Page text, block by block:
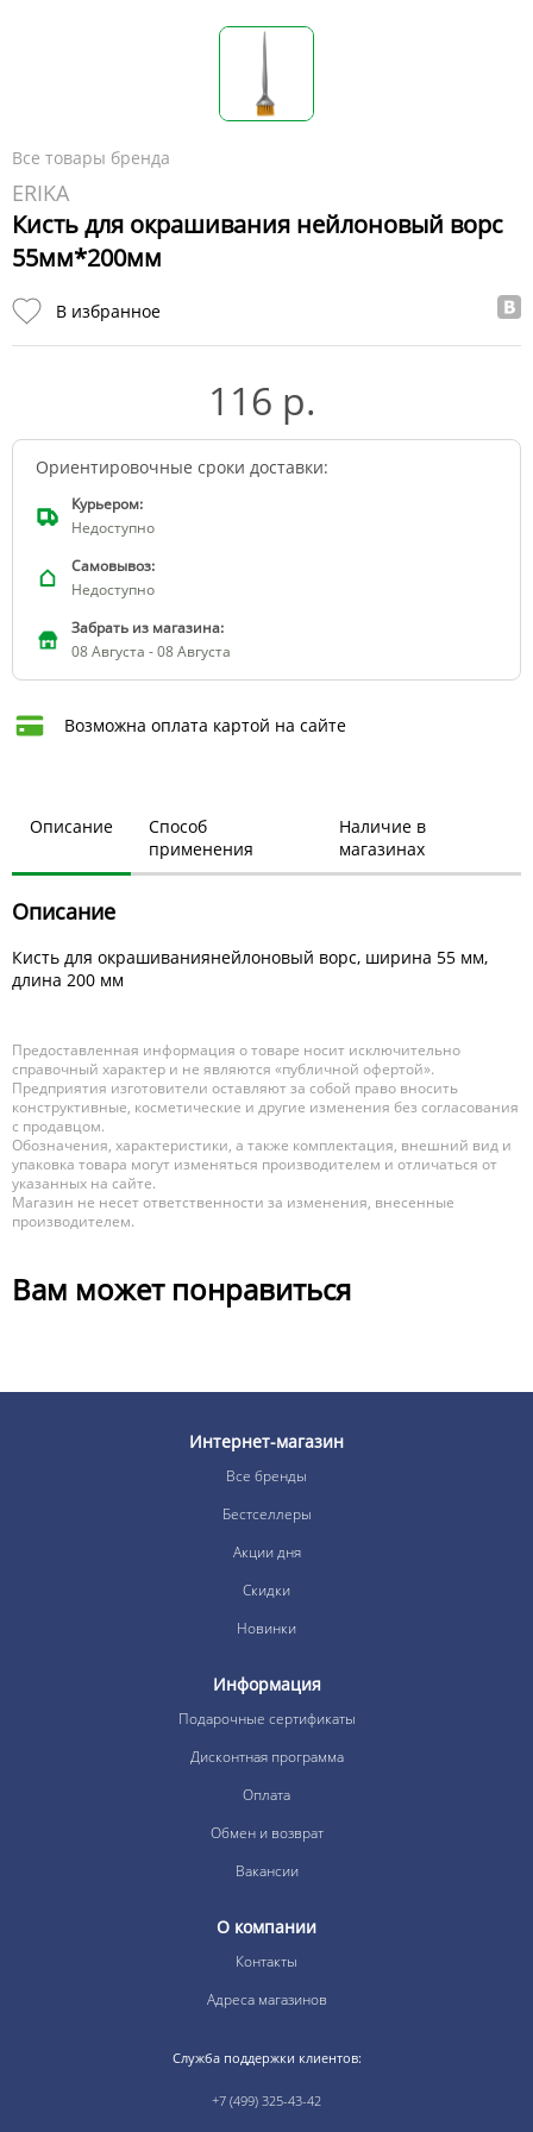
Все товары бренда
ERIKA
Кисть для окрашивания нейлоновый ворс
55мм*200мм
В избранное
116 р.
Ориентировочные сроки доставки:
Курьером:
Недоступно
Самовывоз:
Недоступно
Забрать из магазина:
08 Августа - 08 Августа
Возможна оплата картой на сайте
Описание
Способ
применения
Наличие в
магазинах
Описание
Кисть для окрашиваниянейлоновый ворс, ширина 55 мм,
длина 200 мм
Предоставленная информация о товаре носит исключительно
справочный характер и не являются «публичной офертой».
Предприятия изготовители оставляют за собой право вносить
конструктивные, косметические и другие изменения без согласования
с продавцом.
Обозначения, характеристики, а также комплектация, внешний вид и
упаковка товара могут изменяться производителем и отличаться от
указанных на сайте.
Магазин не несет ответственности за изменения, внесенные
производителем.
Вам может понравиться
Интернет-магазин
Все бренды
Бестселлеры
Акции дня
Скидки
Новинки
Информация
Подарочные сертификаты
Дисконтная программа
Оплата
Обмен и возврат
Вакансии
О компании
Контакты
Адреса магазинов
Служба поддержки клиентов:
+7 (499) 325-43-42